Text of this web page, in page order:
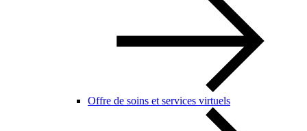
Offre de soins et services virtuels